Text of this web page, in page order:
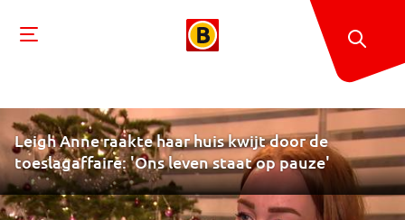
Leigh Anne raakte haar huis kwijt door de
toeslagaffaire: 'Ons leven staat op pauze'